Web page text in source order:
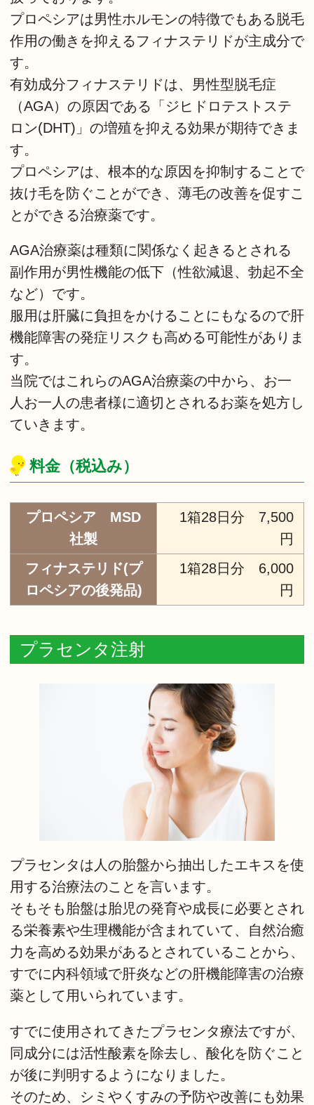
プロペシアは男性ホルモンの特徴でもある脱毛
作用の働きを抑えるフィナステリドが主成分で
す。
有効成分フィナステリドは、男性型脱毛症
（AGA）の原因である「ジヒドロテストステ
ロン(DHT)」の増殖を抑える効果が期待できま
す。
プロペシアは、根本的な原因を抑制することで
抜け毛を防ぐことができ、薄毛の改善を促すこ
とができる治療薬です。
AGA治療薬は種類に関係なく起きるとされる
副作用が男性機能の低下（性欲減退、勃起不全
など）です。
服用は肝臓に負担をかけることにもなるので肝
機能障害の発症リスクも高める可能性がありま
す。
当院ではこれらのAGA治療薬の中から、お一
人お一人の患者様に適切とされるお薬を処方し
ていきます。
料金（税込み）
プロペシア MSD
社製
1箱28日分 7,500
円
フィナステリド(プ
ロペシアの後発品)
1箱28日分 6,000
円
プラセンタ注射
プラセンタは人の胎盤から抽出したエキスを使
用する治療法のことを言います。
そもそも胎盤は胎児の発育や成長に必要とされ
る栄養素や生理機能が含まれていて、自然治癒
力を高める効果があるとされていることから、
すでに内科領域で肝炎などの肝機能障害の治療
薬として用いられています。
すでに使用されてきたプラセンタ療法ですが、
同成分には活性酸素を除去し、酸化を防ぐこと
が後に判明するようになりました。
そのため、シミやくすみの予防や改善にも効果